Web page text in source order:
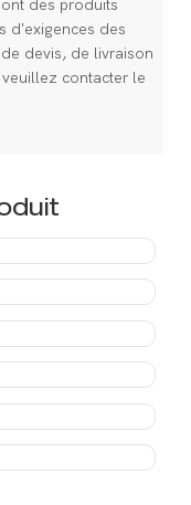
des produits
d'exigences des
devis, de livraison
contacter le